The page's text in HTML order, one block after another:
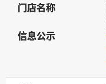
门店名称
门店名称
信息公示
信息公示